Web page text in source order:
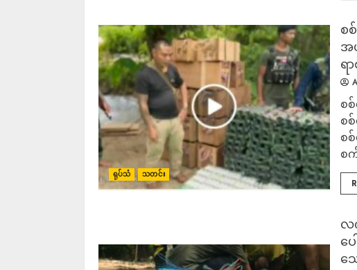
ရုပ်သံ သတင်း
စ
အ
ရ
စ
စ
စ
စ
လ
ပ
သ